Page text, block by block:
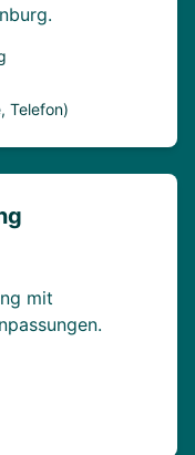
Telefon)
mit